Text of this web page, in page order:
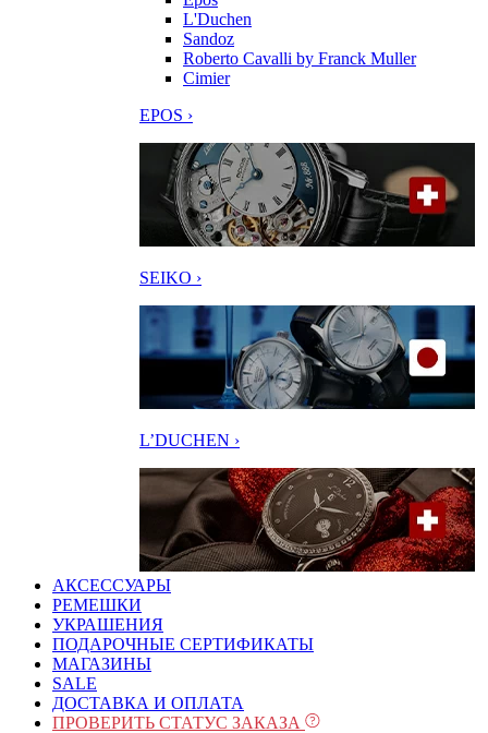
L'Duchen
Sandoz
Roberto Cavalli by Franck Muller
Cimier
EPOS ›
SEIKO ›
L’DUCHEN ›
АКСЕССУАРЫ
РЕМЕШКИ
УКРАШЕНИЯ
ПОДАРОЧНЫЕ СЕРТИФИКАТЫ
МАГАЗИНЫ
SALE
ДОСТАВКА И ОПЛАТА
ПРОВЕРИТЬ СТАТУС ЗАКАЗА